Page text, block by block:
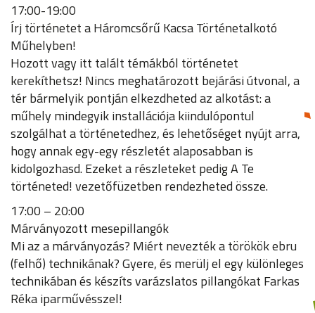
17:00-19:00
Írj történetet a Háromcsőrű Kacsa Történetalkotó
Műhelyben!
Hozott vagy itt talált témákból történetet
kerekíthetsz! Nincs meghatározott bejárási útvonal, a
tér bármelyik pontján elkezdheted az alkotást: a
műhely mindegyik installációja kiindulópontul
szolgálhat a történetedhez, és lehetőséget nyújt arra,
hogy annak egy-egy részletét alaposabban is
kidolgozhasd. Ezeket a részleteket pedig A Te
történeted! vezetőfüzetben rendezheted össze.
17:00 – 20:00
Márványozott mesepillangók
Mi az a márványozás? Miért nevezték a törökök ebru
(felhő) technikának? Gyere, és merülj el egy különleges
technikában és készíts varázslatos pillangókat Farkas
Réka iparművésszel!